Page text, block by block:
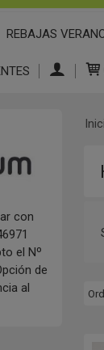
REBAJAS
con
el Nº
de
al